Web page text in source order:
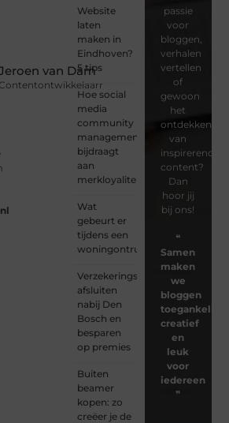
van Dam
Contentontwikkelaarr
Website
laten
maken in
Eindhoven?
5 tips
Hoe social
media
community
management
bijdraagt
aan
merkloyaliteit
Wat
gebeurt er
tijdens een
woningontruiming?
Verzekeringspakket
afsluiten
nabij Den
Bosch en
besparen
op premies
Buiten
beamer
kopen: zo
creëer je de
passie
voor
bloggen,
verhalen
vertellen
of
gewoon
het
ontdekken
van
inspirerende
content?
Dan
hoor jij
bij ons!
❝
Samen
maken
we
bloggen
toegankelijk,
creatief
en
leuk
voor
iedereen
❞